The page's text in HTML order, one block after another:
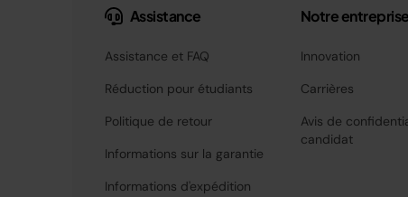
Assistance
Assistance et FAQ
Réduction pour étudiants
Politique de retour
Informations sur la garantie
Informations d'expédition
Notre entreprise
Innovation
Carrières
Avis de
candidat